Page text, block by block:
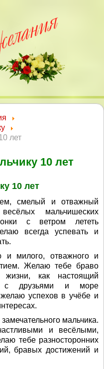
лет
10 лет
10 лет
смелый и отважный
мальчишеских
с ветром лететь
всегда успевать и
и милого, отважного и
Желаю тебе браво
жизни, как настоящий
с друзьями и море
успехов в учёбе и
мальчика.
и весёлыми,
тебе разносторонних
бравых достижений и